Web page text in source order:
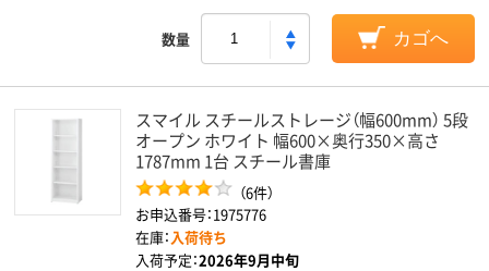
数量 カゴへ
スマイル スチールストレージ（幅600mm） 5段
オープン ホワイト 幅600×奥行350×高さ
1787mm 1台 スチール書庫
（6件）
お申込番号：1975776
在庫：入荷待ち
入荷予定：2026年9月中旬